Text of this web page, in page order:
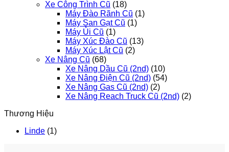
Xe Công Trình Cũ (18)
Máy Đào Rãnh Cũ (1)
Máy San Gạt Cũ (1)
Máy Ủi Cũ (1)
Máy Xúc Đào Cũ (13)
Máy Xúc Lật Cũ (2)
Xe Nâng Cũ (68)
Xe Nâng Dầu Cũ (2nd) (10)
Xe Nâng Điện Cũ (2nd) (54)
Xe Nâng Gas Cũ (2nd) (2)
Xe Nâng Reach Truck Cũ (2nd) (2)
Thương Hiệu
Linde (1)